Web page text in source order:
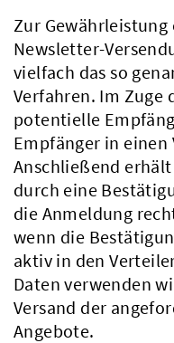
Aktuelles
Zur
Newsletter-
vielfach das so
Verfahren. Im Zuge
potentielle
Empfänger in
Anschließend
durch eine
die Anmeldung
wenn die
aktiv in den
Daten verwenden
Versand der
Angebote.